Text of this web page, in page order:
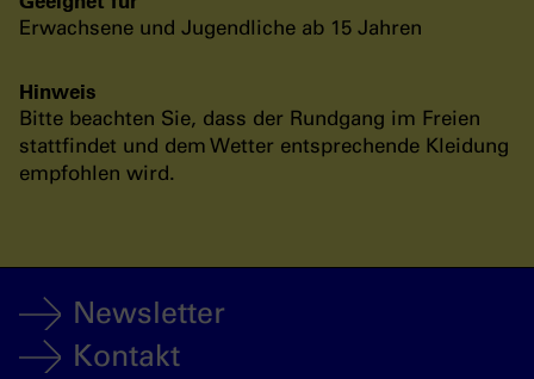
Erwachsene und Jugendliche ab 15 Jahren
Hinweis
Bitte beachten Sie, dass der Rundgang im Freien
stattfindet und dem Wetter entsprechende Kleidung
empfohlen wird.
Newsletter
Kontakt